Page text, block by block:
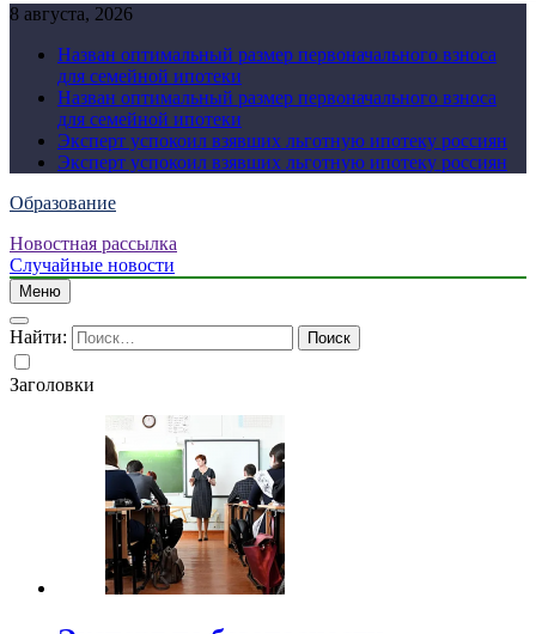
8 августа, 2026
Назван оптимальный размер первоначального взноса
для семейной ипотеки
Назван оптимальный размер первоначального взноса
для семейной ипотеки
Эксперт успокоил взявших льготную ипотеку россиян
Эксперт успокоил взявших льготную ипотеку россиян
Образование
Новостная рассылка
Случайные новости
Меню
Найти:
Заголовки